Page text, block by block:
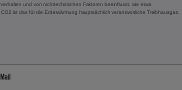
und von nichttechnischen Faktoren beeinflusst, wie etwa
ist das für die Erderwärmung hauptsächlich verantwortliche Treibhausgas.